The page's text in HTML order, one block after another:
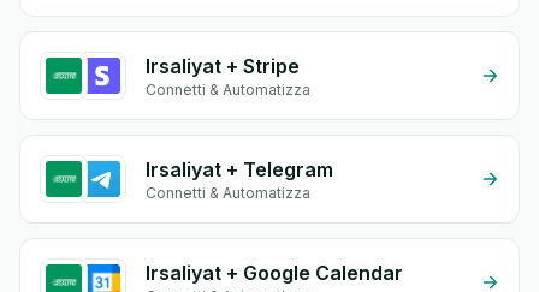
Irsaliyat + Stripe
Connetti & Automatizza
Irsaliyat + Telegram
Connetti & Automatizza
Irsaliyat + Google Calendar